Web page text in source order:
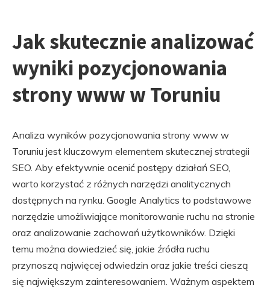
Jak skutecznie analizować
wyniki pozycjonowania
strony www w Toruniu
Analiza wyników pozycjonowania strony www w
Toruniu jest kluczowym elementem skutecznej strategii
SEO. Aby efektywnie ocenić postępy działań SEO,
warto korzystać z różnych narzędzi analitycznych
dostępnych na rynku. Google Analytics to podstawowe
narzędzie umożliwiające monitorowanie ruchu na stronie
oraz analizowanie zachowań użytkowników. Dzięki
temu można dowiedzieć się, jakie źródła ruchu
przynoszą najwięcej odwiedzin oraz jakie treści cieszą
się największym zainteresowaniem. Ważnym aspektem